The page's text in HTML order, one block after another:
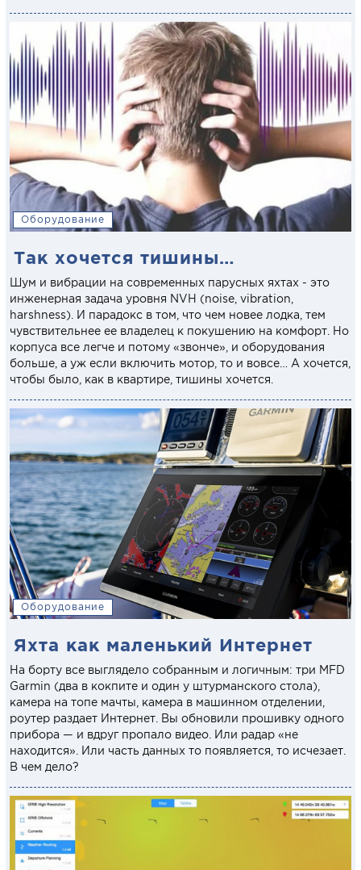
Оборудование
Так хочется тишины…
Шум и вибрации на современных парусных яхтах - это
инженерная задача уровня NVH (noise, vibration,
harshness). И парадокс в том, что чем новее лодка, тем
чувствительнее ее владелец к покушению на комфорт. Но
корпуса все легче и потому «звонче», и оборудования
больше, а уж если включить мотор, то и вовсе… А хочется,
чтобы было, как в квартире, тишины хочется.
Оборудование
Яхта как маленький Интернет
На борту все выглядело собранным и логичным: три MFD
Garmin (два в кокпите и один у штурманского стола),
камера на топе мачты, камера в машинном отделении,
роутер раздает Интернет. Вы обновили прошивку одного
прибора — и вдруг пропало видео. Или радар «не
находится». Или часть данных то появляется, то исчезает.
В чем дело?